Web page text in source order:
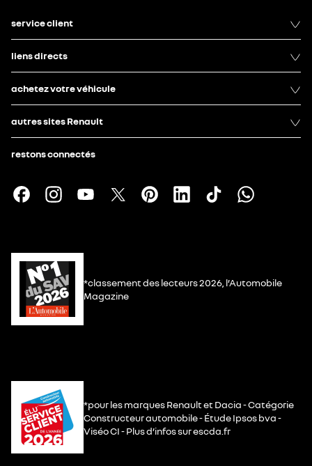
service client
liens directs
achetez votre véhicule
autres sites Renault
restons connectés
*classement des lecteurs 2026, l’Automobile
Magazine
*pour les marques Renault et Dacia - Catégorie
Constructeur automobile - Étude Ipsos bva -
Viséo CI - Plus d’infos sur escda.fr